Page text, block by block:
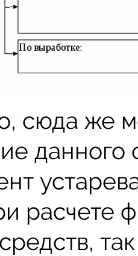
сюда же
расчете